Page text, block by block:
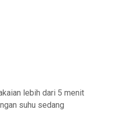
lebih dari 5 menit
suhu sedang